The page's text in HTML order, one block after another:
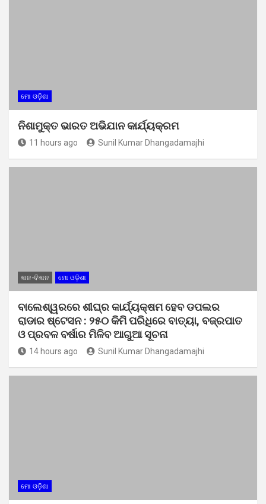
ମୋ ଓଡ଼ିଶା
ନିଶାମୁକ୍ତ ଭାରତ ଅଭିଯାନ କାର୍ଯ୍ୟକ୍ରମ
11 hours ago Sunil Kumar Dhangadamajhi
ଜ୍ଞାନ-ବିଜ୍ଞାନ ମୋ ଓଡ଼ିଶା
ବାଲେଶ୍ୱରରେ ଶୀଘ୍ର କାର୍ଯ୍ୟକ୍ଷମ ହେବ ଡପଲର
ରାଡାର ଷ୍ଟେସନ : ୨୫୦ କିମି ପରିଧିରେ ବାତ୍ୟା, ବଜ୍ରପାତ
ଓ ପ୍ରବଳ ବର୍ଷାର ମିଳିବ ଆଗୁଆ ସୂଚନା
14 hours ago Sunil Kumar Dhangadamajhi
ମୋ ଓଡ଼ିଶା